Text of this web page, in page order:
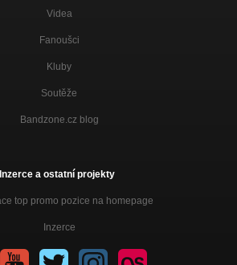
Videa
Fanoušci
Kluby
Soutěže
Bandzone.cz blog
Inzerce a ostatní projekty
top promo pozice na homepage
Inzerce